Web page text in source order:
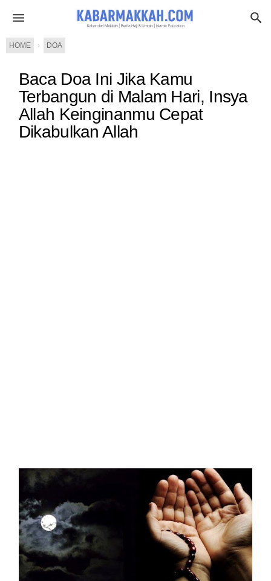
HOME › DOA
Baca Doa Ini Jika Kamu
Terbangun di Malam Hari, Insya
Allah Keinginanmu Cepat
Dikabulkan Allah